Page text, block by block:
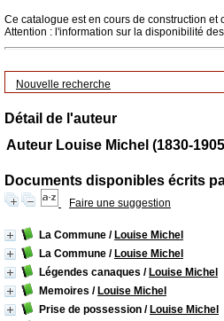
Ce catalogue est en cours de construction
Attention : l'information sur la disponibilité
Nouvelle recherche
Détail de l'auteur
Auteur Louise Michel (1830-
Documents disponibles écrits
Faire une suggestion
La Commune / Louise Michel
La Commune / Louise Michel
Légendes canaques / Louise Michel
Memoires / Louise Michel
Prise de possession / Louise Michel